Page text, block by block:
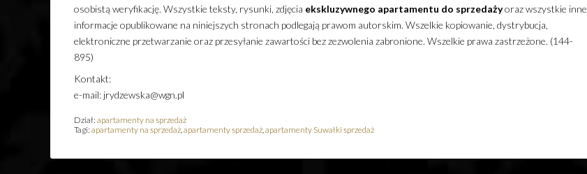
osobistą weryfikację. Wszystkie teksty, rysunki, zdjęcia ekskluzywnego apartamentu do sprzedażyoraz wszystkie inne
informacje opublikowane na niniejszych stronach podlegają prawom autorskim. Wszelkie kopiowanie, dystrybucja,
elektroniczne przetwarzanie oraz przesyłanie zawartości bez zezwolenia zabronione. Wszelkie prawa zastrzeżone. (144-
895)
Kontakt:
e-mail: jrydzewska@wgn.pl
Dział: apartamenty na sprzedaż
Tagi: apartamenty na sprzedaż,apartamenty sprzedaż,apartamenty Suwałki sprzedaż